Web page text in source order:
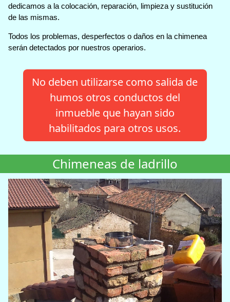
dedicamos a la colocación, reparación, limpieza y sustitución
de las mismas.
Todos los problemas, desperfectos o daños en la chimenea
serán detectados por nuestros operarios.
No deben utilizarse como salida de
humos otros conductos del
inmueble que hayan sido
habilitados para otros usos.
Chimeneas de ladrillo